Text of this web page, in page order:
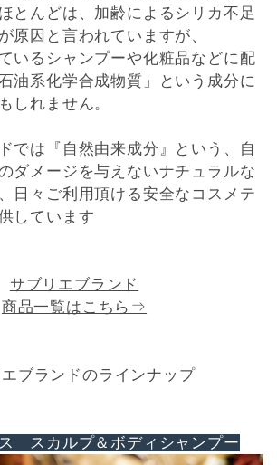
とんどは、加齢によるシリカ不足
原因と言われていますが、
いるシャンプーや化粧品などに配
油系化学合成物質」という成分に
しれません。
では『自然由来成分』という、自
ダメージを与えないナチュラルな
日々ご利用頂ける安全なコスメテ
しています
サブリエブランド
商品一覧はこちら⇒
ブランドのラインナップ
スカルプ＆ボディシャンプー